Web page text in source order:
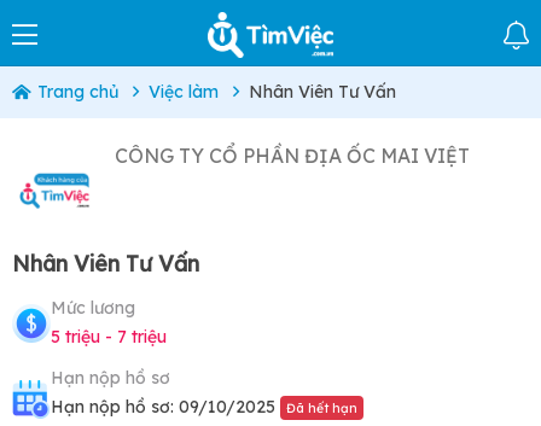
Trang chủ Việc làm Nhân Viên Tư Vấn
CÔNG TY CỔ PHẦN ĐỊA ỐC MAI VIỆT
Nhân Viên Tư Vấn
Mức lương
5 triệu - 7 triệu
Hạn nộp hồ sơ
Hạn nộp hồ sơ: 09/10/2025
Đã hết hạn